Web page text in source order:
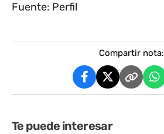
Fuente: Perfil
Compartir nota:
Te puede interesar